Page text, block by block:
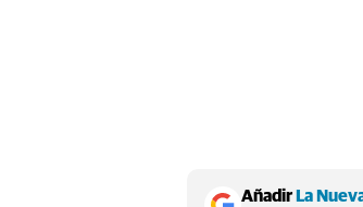
Añadir La